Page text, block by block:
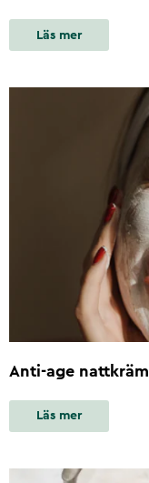
Läs mer
Anti-age nattkräm
Läs mer